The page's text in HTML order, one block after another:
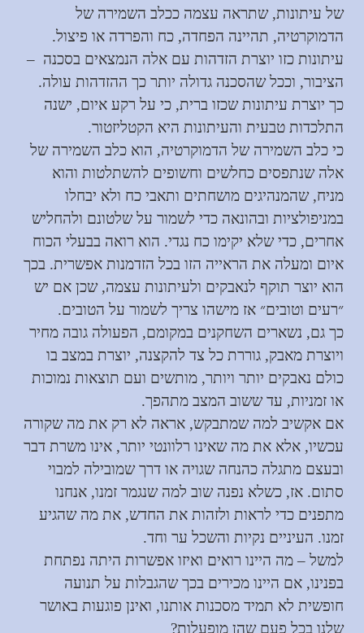
של עיתונות, שתראה עצמה ככלב השמירה של
הדמוקרטיה, תהיינה הפחדה, כח והפרדה או פיצול.
עיתונות כזו יוצרת הזדהות עם אלה הנמצאים בסכנה –
הציבור, וככל שהסכנה גדולה יותר כך ההזדהות עולה.
כך יוצרת עיתונות שכזו ברית, כי על רקע איום, ישנה
התלכדות טבעית והעיתונות היא הקטליזטור.
כי כלב השמירה של הדמוקרטיה, הוא כלב השמירה של
אלה שנתפסים כחלשים וחשופים להשתלטות והוא
מניח, שהמנהיגים מושחתים ותאבי כח ולא יבחלו
במניפולציות ובהונאה כדי לשמור על שלטונם ולהחליש
אחרים, כדי שלא יקימו כח נגדי. הוא רואה בבעלי הכוח
איום ומעלה את הראייה הזו בכל הזדמנות אפשרית. בכך
הוא יוצר תוקף לנאבקים ולעיתונות עצמה, שכן אם יש
״רעים וטובים״ אז מישהו צריך לשמור על הטובים.
כך גם, נשארים השחקנים במקומם, הפעולה גובה מחיר
ויוצרת מאבק, גוררת כל צד להקצנה, יוצרת במצב בו
כולם נאבקים יותר ויותר, מותשים ועם תוצאות נמוכות
או זמניות, עד ששוב המצב מתהפך.
אם אקשיב למה שמתבקש, אראה לא רק את מה שקורה
עכשיו, אלא את מה שאינו רלוונטי יותר, אינו משרת דבר
ובעצם מתגלה כהנחה שגויה או דרך שמובילה למבוי
סתום. אז, כשלא נפנה שוב למה שנגמר זמנו, אנחנו
מתפנים כדי לראות ולזהות את החדש, את מה שהגיע
זמנו. העיניים נקיות והשכל ער וחד.
למשל – מה היינו רואים ואיזו אפשרות היתה נפתחת
בפנינו, אם היינו מכירים בכך שהגבלות על תנועה
חופשית לא תמיד מסכנות אותנו, ואינן פוגעות באושר
שלנו בכל פעם שהן מופעלות?